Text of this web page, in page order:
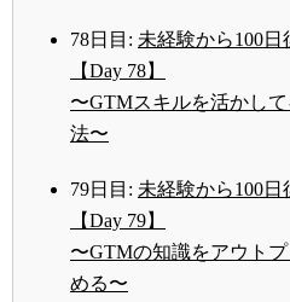
78日目: 未経験から100
【Day 78】
〜GTMスキルを活かし
法〜
79日目: 未経験から100
【Day 79】
〜GTMの知識をアウト
める〜